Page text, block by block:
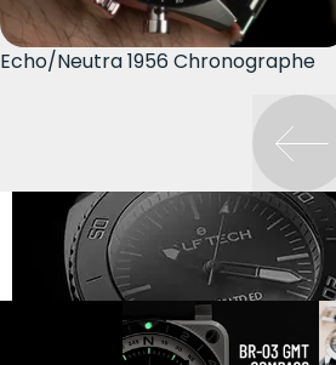
Echo/Neutra 1956 Chronographe